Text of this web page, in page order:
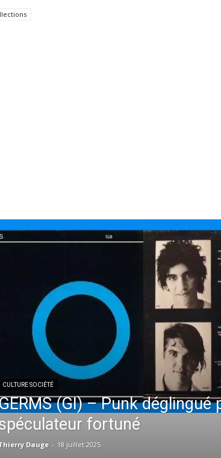
CULTURE SOCIÉTÉ
(GI) – Punk déglingué
fortuné
Dauge - 18 juillet 2025